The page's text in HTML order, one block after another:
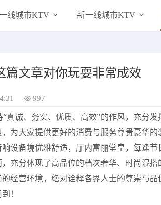
线城市KTV 新一线城市KTV
篇文章对你玩耍非常成效
997
真诚、务实、优质、高效”的作风，充分
为大家提供更好的消费与服务尊贵豪华
设备境优雅舒适，厅内富丽堂皇，每逢
充分体现了高品位的档次奢华、时尚混
经营环境，绝对诠释各界人士的尊崇与
！